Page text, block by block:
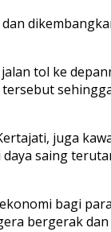
tol ke
juga
saing
bagi
bergerak